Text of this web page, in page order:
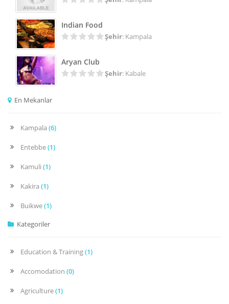
Indian Food
Şehir: Kampala
Aryan Club
Şehir: Kabale
En Mekanlar
Kampala (6)
Entebbe(1)
Kamuli (1)
Kakira (1)
Buikwe(1)
Kategoriler
Education & Training(1)
Accomodation (0)
Agriculture(1)